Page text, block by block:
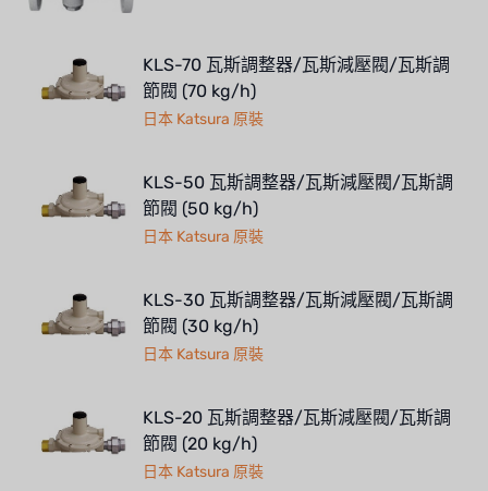
KLS-70 瓦斯調整器/瓦斯減壓閥/瓦斯調
節閥 (70 kg/h)
日本 Katsura 原裝
KLS-50 瓦斯調整器/瓦斯減壓閥/瓦斯調
節閥 (50 kg/h)
日本 Katsura 原裝
KLS-30 瓦斯調整器/瓦斯減壓閥/瓦斯調
節閥 (30 kg/h)
日本 Katsura 原裝
KLS-20 瓦斯調整器/瓦斯減壓閥/瓦斯調
節閥 (20 kg/h)
日本 Katsura 原裝